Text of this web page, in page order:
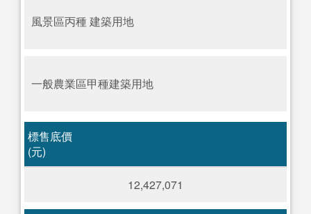
風景區丙種 建築用地
一般農業區甲種建築用地
標售底價
(元)
12,427,071